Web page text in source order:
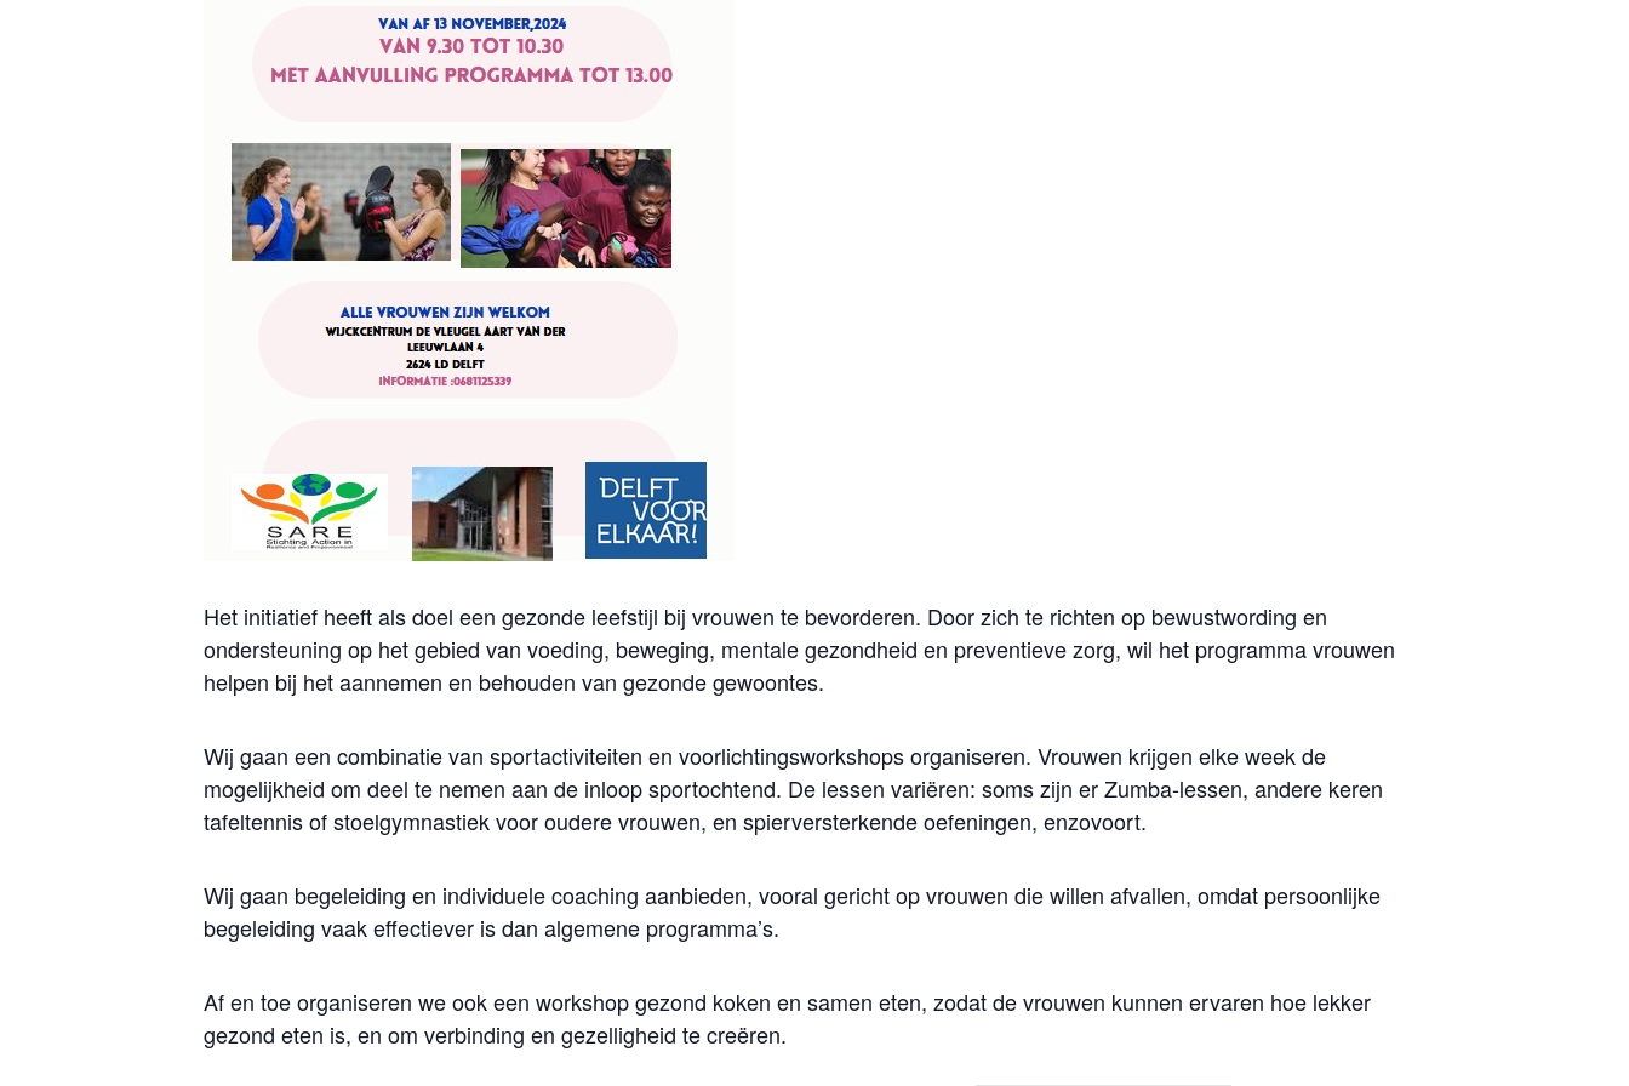
Het initiatief heeft als doel een gezonde leefstijl bij vrouwen te bevorderen. Door zich te richten op bewustwording en
ondersteuning op het gebied van voeding, beweging, mentale gezondheid en preventieve zorg, wil het programma vrouwen
helpen bij het aannemen en behouden van gezonde gewoontes.
Wij gaan een combinatie van sportactiviteiten en voorlichtingsworkshops organiseren. Vrouwen krijgen elke week de
mogelijkheid om deel te nemen aan de inloop sportochtend. De lessen variëren: soms zijn er Zumba-lessen, andere keren
tafeltennis of stoelgymnastiek voor oudere vrouwen, en spierversterkende oefeningen, enzovoort.
Wij gaan begeleiding en individuele coaching aanbieden, vooral gericht op vrouwen die willen afvallen, omdat persoonlijke
begeleiding vaak effectiever is dan algemene programma’s.
Af en toe organiseren we ook een workshop gezond koken en samen eten, zodat de vrouwen kunnen ervaren hoe lekker
gezond eten is, en om verbinding en gezelligheid te creëren.